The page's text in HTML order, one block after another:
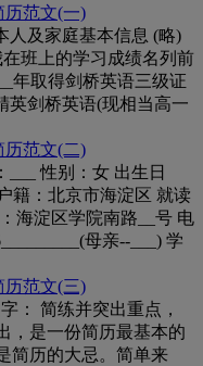
历范文(一)
人及家庭基本信息 (略)
班上的学习成绩名列前
年取得剑桥英语三级证
英剑桥英语(现相当高一
历范文(二)
性别：女 出生日
籍：北京市海淀区 就读
海淀区学院南路__号 电
母亲--___) 学
历范文(三)
： 简练并突出重点，
，是一份简历最基本的
简历的大忌。简单来